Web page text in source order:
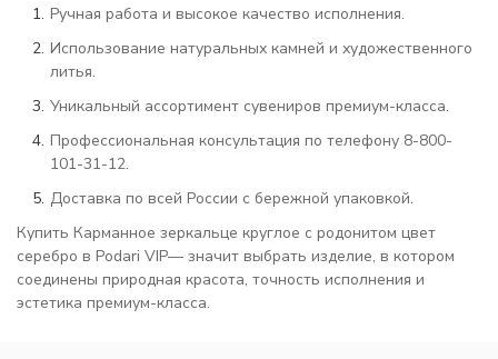
Ручная работа и высокое качество исполнения.
Использование натуральных камней и художественного
литья.
Уникальный ассортимент сувениров премиум-класса.
Профессиональная консультация по телефону 8-800-
101-31-12.
Доставка по всей России с бережной упаковкой.
Купить Карманное зеркальце круглое с родонитом цвет
серебро в Podari VIP— значит выбрать изделие, в котором
соединены природная красота, точность исполнения и
эстетика премиум-класса.